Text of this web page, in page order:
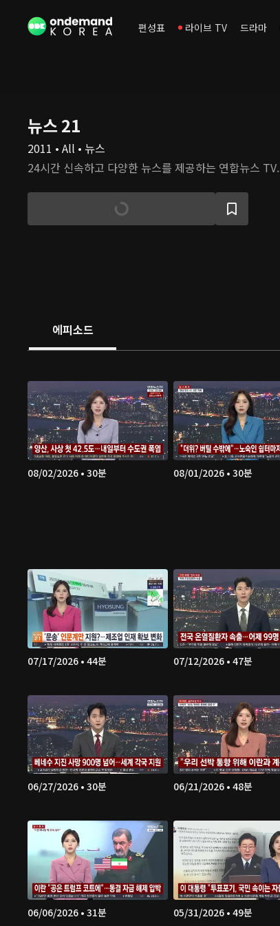
편성표 라이브 TV 드라마
뉴스 21
2011 • All • 뉴스
에피소드
08/02/2026 • 30분 08/01/2026 • 30분
07/17/2026 • 44분 07/12/2026 • 47분
06/27/2026 • 30분 06/21/2026 • 48분
06/06/2026 • 31분 05/31/2026 • 49분